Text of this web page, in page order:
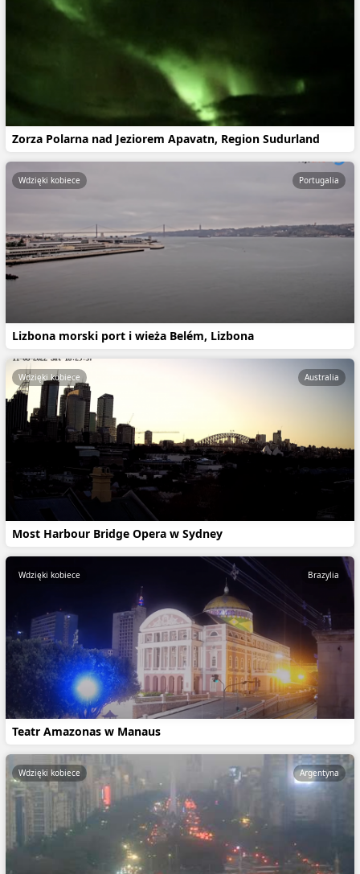
Zorza Polarna nad Jeziorem Apavatn, Region Sudurland
Lizbona morski port i wieża Belém, Lizbona
Wdzięki kobiece Portugalia
Most Harbour Bridge Opera w Sydney
Wdzięki kobiece Australia
Teatr Amazonas w Manaus
Wdzięki kobiece Brazylia
Wdzięki kobiece Argentyna